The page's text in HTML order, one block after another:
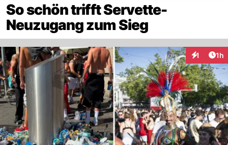
So schön trifft Servette-
Neuzugang zum Sieg
1 1h